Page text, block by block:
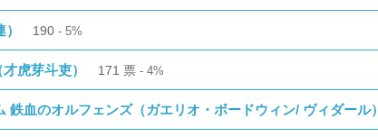
190 5%
虎芽斗吏） 171 票 4%
鉄血のオルフェンズ（ガエリオ・ボードウィン/ ヴィダール）